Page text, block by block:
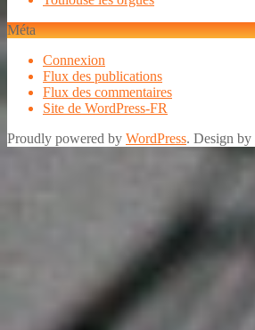
Méta
Connexion
Flux des publications
Flux des commentaires
Site de WordPress-FR
Proudly powered by WordPress. Design by